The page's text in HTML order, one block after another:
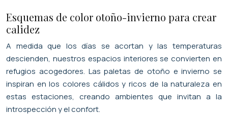
Esquemas de color otoño-invierno para crear
calidez
A medida que los días se acortan y las temperaturas
descienden, nuestros espacios interiores se convierten en
refugios acogedores. Las paletas de otoño e invierno se
inspiran en los colores cálidos y ricos de la naturaleza en
estas estaciones, creando ambientes que invitan a la
introspección y el confort.